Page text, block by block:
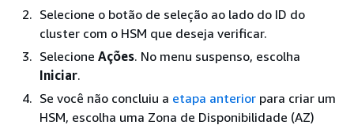
Selecione o botão de seleção ao lado do ID do
cluster com o HSM que deseja verificar.
Selecione Ações. No menu suspenso, escolha
Iniciar.
Se você não concluiu a etapa anterior para criar um
HSM, escolha uma Zona de Disponibilidade (AZ)